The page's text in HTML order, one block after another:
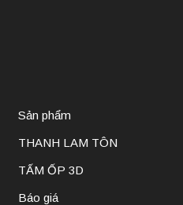
Sản phẩm
THANH LAM TÔN
TẤM ỐP 3D
Báo giá